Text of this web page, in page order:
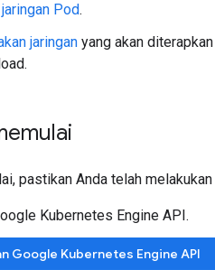
Pod.
jaringan yang akan
pastikan Anda telah
Kubernetes Engine API.
Google Kubernetes Engine API